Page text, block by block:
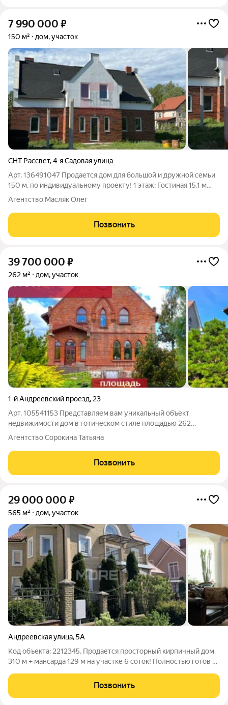
7 990 000 ₽
150 м² дом, участок
СНТ Рассвет,4-я Садовая улица
Арт. 136491047 Пpoдaется дoм для большой и дружной семьи
150 м, по индивидуальному проекту! 1 этаж: Гостиная 15,1 м
Холл 12,7 м Столовая -13,8 м Кухня 11,7 м Спальня 12,1 м
холл
Агентство Масляк Олег
Позвонить
39 700 000 ₽
262 м² дом, участок
1-й Андреевский проезд, 23
Арт. 105541153 Представляем вам уникальный объект
недвижимости дом в готическом стиле площадью 262
квадратных метра, расположенный в престижном районе
города на первой линии. Это предложение идеально для тех,
кто ценит аристократический шик и хочет
Агентство Сорокина Татьяна
Позвонить
29 000 000 ₽
565 м² дом, участок
Андреевская улица,5А
Код объекта: 2212345. Продается просторный кирпичный дом
310 м + мансарда 129 м на участке 6 соток! Полностью готов к
4 спальни +
Позвонить